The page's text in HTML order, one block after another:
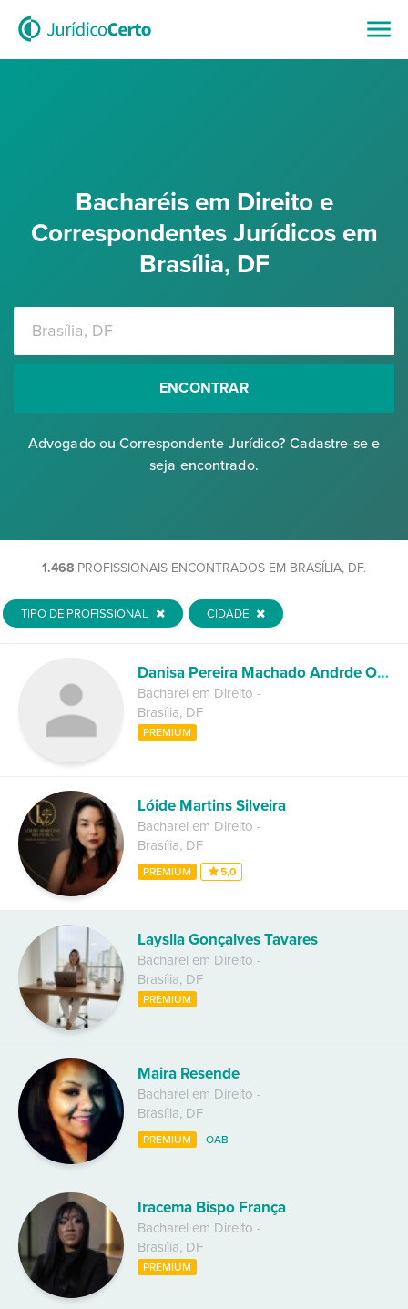
Bacharéis em Direito e
Correspondentes Jurídicos em
Brasília, DF
ENCONTRAR
Advogado ou Correspondente Jurídico? Cadastre-se e
seja encontrado.
1.468 PROFISSIONAIS ENCONTRADOS EM BRASÍLIA, DF.
TIPO DE PROFISSIONAL CIDADE
Danisa Pereira Machado Andrde Oliveira
Bacharel em Direito -
Brasília, DF
PREMIUM
Lóide Martins Silveira
Bacharel em Direito -
Brasília, DF
PREMIUM 5,0
Layslla Gonçalves Tavares
Bacharel em Direito -
Brasília, DF
PREMIUM
Maira Resende
Bacharel em Direito -
Brasília, DF
PREMIUM OAB
Iracema Bispo França
Bacharel em Direito -
Brasília, DF
PREMIUM